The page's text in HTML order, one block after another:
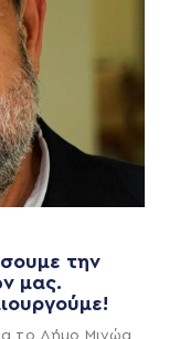
την
μας.
το Δήμο Μινώα